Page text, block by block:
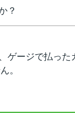
？
ゲージで払った
。